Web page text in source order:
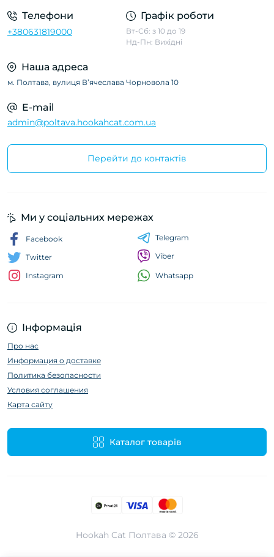
Телефони
+380631819000
Графік роботи
Вт-Сб: з 10 до 19
Нд-Пн: Вихідні
Наша адреса
м. Полтава, вулиця Вʼячеслава Чорновола 10
E-mail
admin@poltava.hookahcat.com.ua
Перейти до контактів
Інформація
Про нас
Информация о доставке
Политика безопасности
Условия соглашения
Карта сайту
Каталог товарів
Ми у соціальних мережах
Facebook
Twitter
Instagram
Telegram
Viber
Whatsapp
Hookah Cat Полтава © 2026